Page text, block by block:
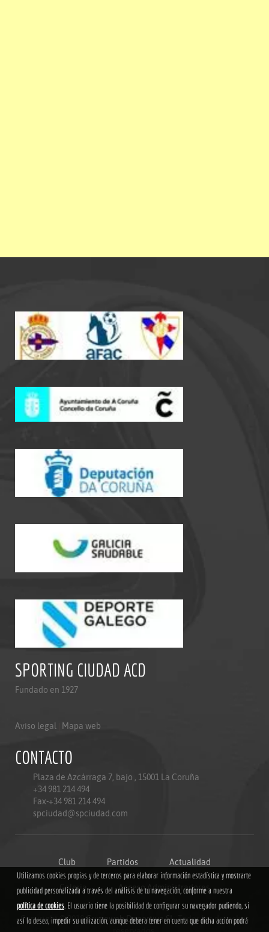
SPORTING CIUDAD ACD
Fundado en 1927
Aviso legal Mapa web
CONTACTO
Plaza de Azcárraga 7, bajo , 15001 La Coruña
+34 981 214 494
Fax-+34 981 214 494
spciudad@spciudad.com
Club Partidos Actualidad
Galeria Acceso Administradores
Copyright © 2018Grupoweb Deportiva SL. Todos los derechos
Utilizamos cookies propias y de terceros para elaborar información estadística y mostrarte
publicidad personalizada a través del análisis de tu navegación, conforme a nuestra
política de cookies. El usuario tiene la posibilidad de configurar su navegador pudiendo, si
así lo desea, impedir su utilización, aunque debera tener en cuenta que dicha acción podrá